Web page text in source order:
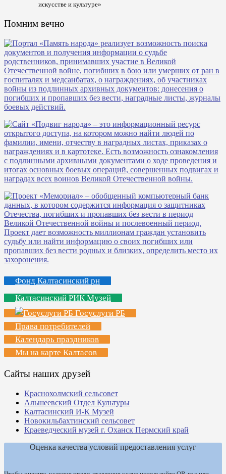
искусстве и культуре»
Помним вечно
Фонд Калтасинский рн
Калтасинский РИК Музей
Госуслуги РБ
Права потребителей
Календарь праздников
Мы на карте Калтасов
Сайты наших друзей
Краснохолмский сельсовет
Альшеевский Отдел Культуры
Калтасинский И-К Музей
Новокильбахтинский сельсовет
Краеведческий музей г. Оханск Пермский край
Оценка качества условий предоставления услуг